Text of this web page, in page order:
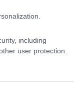
including
user protection.